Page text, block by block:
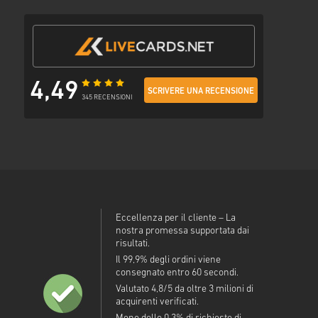
4,49 345 RECENSIONI
SCRIVERE UNA RECENSIONE
Eccellenza per il cliente – La
nostra promessa supportata dai
risultati.
Il 99,9% degli ordini viene
consegnato entro 60 secondi.
Valutato 4,8/5 da oltre 3 milioni di
acquirenti verificati.